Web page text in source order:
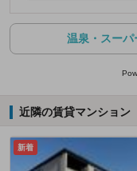
温泉・スーパ
近隣の賃貸マンション
新着